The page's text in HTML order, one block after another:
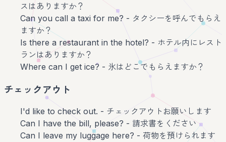
スはありますか？
Can you call a taxi for me? - タクシーを呼んでもらえ
ますか？
Is there a restaurant in the hotel? - ホテル内にレスト
ランはありますか？
Where can I get ice? - 氷はどこでもらえますか？
チェックアウト
I'd like to check out. - チェックアウトお願いします
Can I have the bill, please? - 請求書をください
Can I leave my luggage here? - 荷物を預けられます